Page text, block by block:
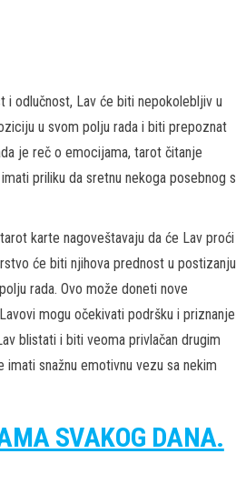
i odlučnost, Lav će biti nepokolebljiv u
u svom polju rada i biti prepoznat
je reč o emocijama, tarot čitanje
priliku da sretnu nekoga posebnog s
karte nagoveštavaju da će Lav proći
će biti njihova prednost u postizanju
rada. Ovo može doneti nove
mogu očekivati podršku i priznanje
blistati i biti veoma privlačan drugim
snažnu emotivnu vezu sa nekim
SVAKOG DANA.